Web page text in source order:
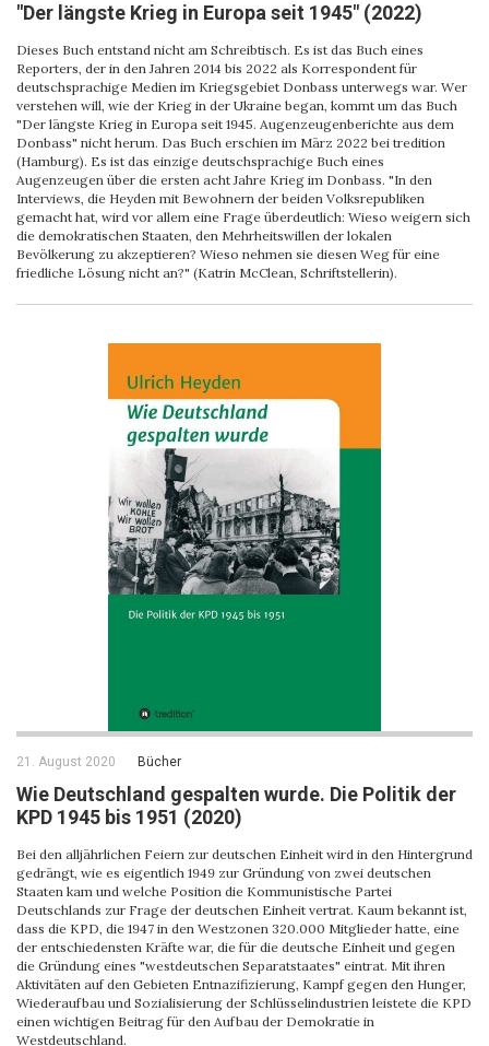
"Der längste Krieg in Europa seit 1945" (2022)
Dieses Buch entstand nicht am Schreibtisch. Es ist das Buch eines
Reporters, der in den Jahren 2014 bis 2022 als Korrespondent für
deutschsprachige Medien im Kriegsgebiet Donbass unterwegs war. Wer
verstehen will, wie der Krieg in der Ukraine began, kommt um das Buch
"Der längste Krieg in Europa seit 1945. Augenzeugenberichte aus dem
Donbass" nicht herum. Das Buch erschien im März 2022 bei tredition
(Hamburg). Es ist das einzige deutschsprachige Buch eines
Augenzeugen über die ersten acht Jahre Krieg im Donbass. "In den
Interviews, die Heyden mit Bewohnern der beiden Volksrepubliken
gemacht hat, wird vor allem eine Frage überdeutlich: Wieso weigern sich
die demokratischen Staaten, den Mehrheitswillen der lokalen
Bevölkerung zu akzeptieren? Wieso nehmen sie diesen Weg für eine
friedliche Lösung nicht an?" (Katrin McClean, Schriftstellerin).
21. August 2020 Bücher
Wie Deutschland gespalten wurde. Die Politik der
KPD 1945 bis 1951 (2020)
Bei den alljährlichen Feiern zur deutschen Einheit wird in den Hintergrund
gedrängt, wie es eigentlich 1949 zur Gründung von zwei deutschen
Staaten kam und welche Position die Kommunistische Partei
Deutschlands zur Frage der deutschen Einheit vertrat. Kaum bekannt ist,
dass die KPD, die 1947 in den Westzonen 320.000 Mitglieder hatte, eine
der entschiedensten Kräfte war, die für die deutsche Einheit und gegen
die Gründung eines "westdeutschen Separatstaates" eintrat. Mit ihren
Aktivitäten auf den Gebieten Entnazifizierung, Kampf gegen den Hunger,
Wiederaufbau und Sozialisierung der Schlüsselindustrien leistete die KPD
einen wichtigen Beitrag für den Aufbau der Demokratie in
Westdeutschland.